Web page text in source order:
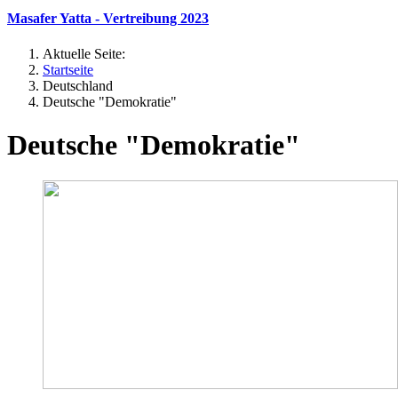
Masafer Yatta - Vertreibung 2023
Aktuelle Seite:
Startseite
Deutschland
Deutsche "Demokratie"
Deutsche "Demokratie"